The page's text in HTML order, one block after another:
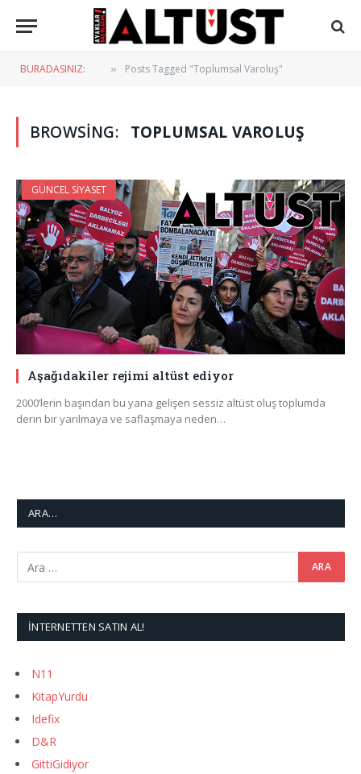
BURADASINIZ: » Posts Tagged "Toplumsal Varoluş"
BROWSING: TOPLUMSAL VAROLUŞ
GÜNCEL SIYASET
Aşağıdakiler rejimi altüst ediyor
2000’lerin başından bu yana gelişen sessiz altüst oluş toplumda
derin bir yarılmaya ve saflaşmaya neden…
ARA…
İNTERNETTEN SATIN AL!
N11
KitapYurdu
Idefix
D&R
GittiGidiyor